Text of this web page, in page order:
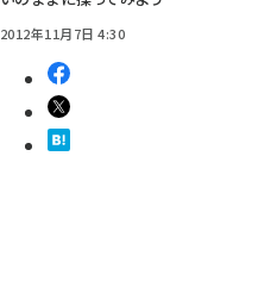
2012年11月7日 4:30